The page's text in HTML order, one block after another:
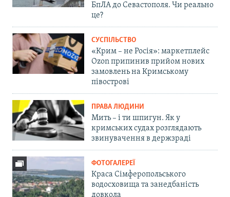
БпЛА до Севастополя. Чи реально
це?
СУСПІЛЬСТВО
«Крим – не Росія»: маркетплейс
Ozon припинив прийом нових
замовлень на Кримському
півострові
ПРАВА ЛЮДИНИ
Мить – і ти шпигун. Як у
кримських судах розглядають
звинувачення в держзраді
ФОТОГАЛЕРЕЇ
Краса Сімферопольського
водосховища та занедбаність
довкола